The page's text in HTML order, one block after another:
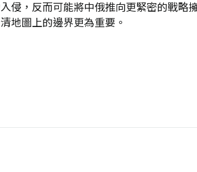
侵，反而可能將中俄推向更緊密的戰略
地圖上的邊界更為重要。